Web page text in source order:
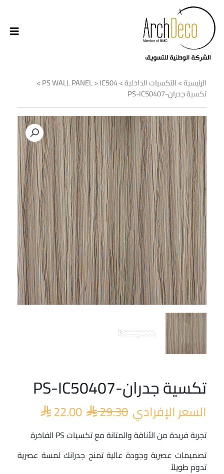
الرئيسية>التكسيات الداخلية>
PS WALL PANEL>IC504
>
تكسية جدران-PS-IC50407
تكسية جدران-PS-IC50407
السعر الإفرادي 29.30
السعر
الأصلي
هو:
 29.30.
22.00
السعر
الحالي
هو:
تجربة فريدة من الأناقة والمتانة مع تكسيات PS الفاخرة
تصميمات عصرية وجودة عالية تمنح جدرانك لمسة عصرية
تدوم طويلاً